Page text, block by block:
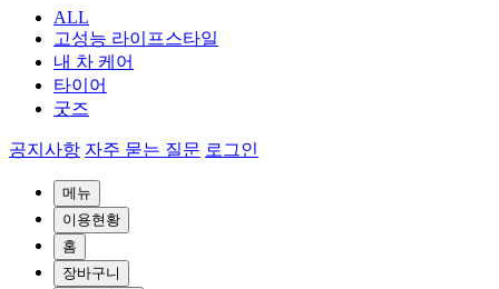
ALL
고성능 라이프스타일
내 차 케어
타이어
굿즈
공지사항 자주 묻는 질문 로그인
메뉴
이용현황
홈
장바구니